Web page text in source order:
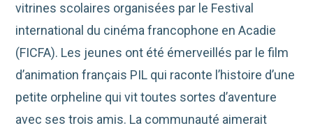
vitrines scolaires organisées par le Festival
international du cinéma francophone en Acadie
(FICFA). Les jeunes ont été émerveillés par le film
d’animation français PIL qui raconte l’histoire d’une
petite orpheline qui vit toutes sortes d’aventure
avec ses trois amis. La communauté aimerait